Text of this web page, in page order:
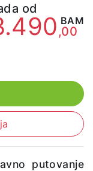
od
BAM
,00
putovanje